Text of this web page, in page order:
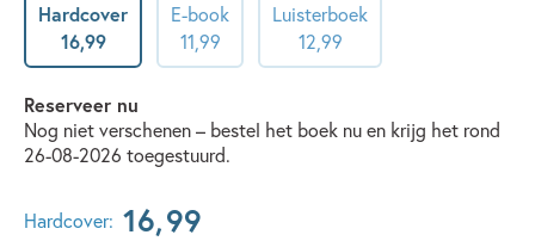
Hardcover
16,99
E-book
11,99
Luisterboek
12,99
Reserveer nu
Nog niet verschenen – bestel het boek nu en krijg het rond
26-08-2026 toegestuurd.
Hardcover: 16,99